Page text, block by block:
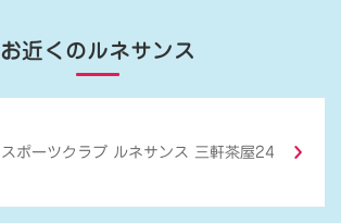
お近くのルネサンス
スポーツクラブ ルネサンス 三軒茶屋24